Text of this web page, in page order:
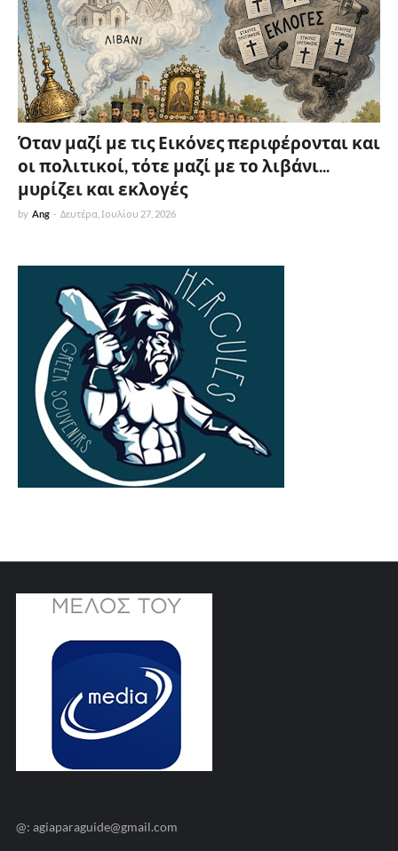
Όταν μαζί με τις Εικόνες περιφέρονται και
οι πολιτικοί, τότε μαζί με το λιβάνι...
μυρίζει και εκλογές
by Ang - Δευτέρα, Ιουλίου 27, 2026
@: agiaparaguide@gmail.com